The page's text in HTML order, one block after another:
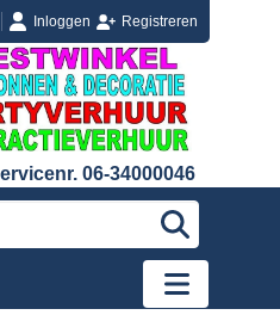
loginInloggen
registreren Registreren
06-34000046
"Zoeken
"Toggle